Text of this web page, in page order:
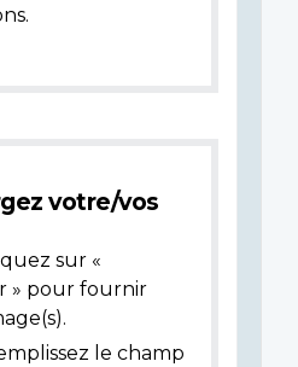
votre/vos
sur «
» pour fournir
le champ